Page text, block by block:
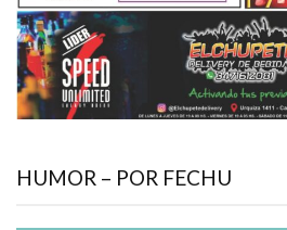
HUMOR – POR FECHU